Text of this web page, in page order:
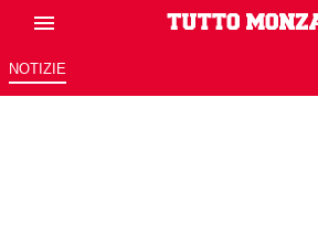
NOTIZIE